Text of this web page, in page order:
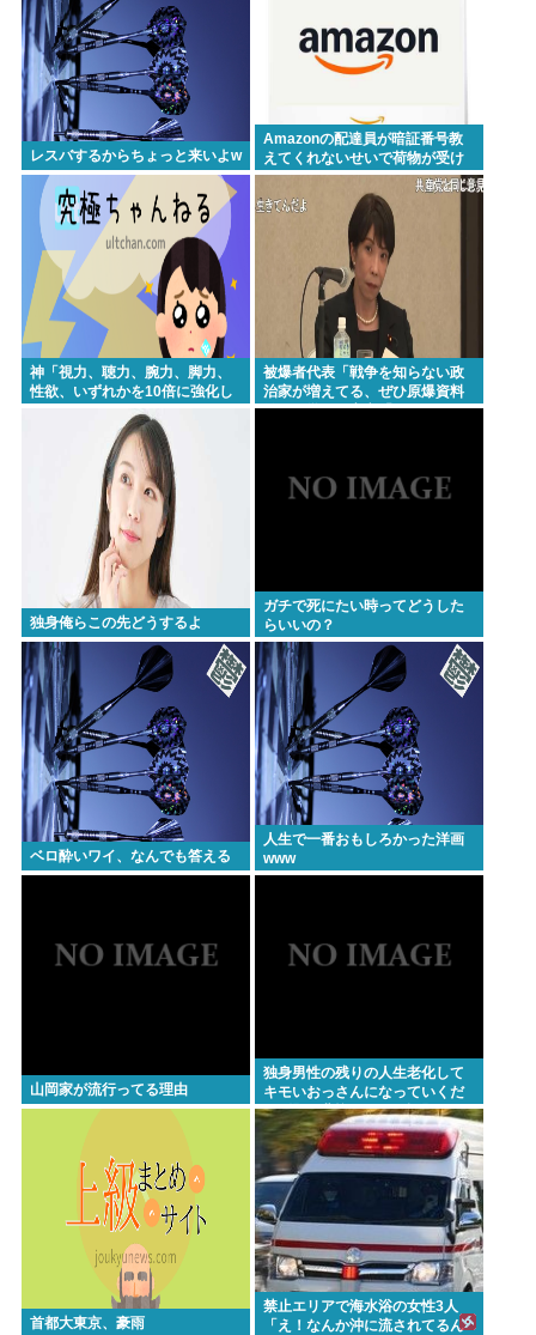
レスバするからちょっと来いよw
Amazonの配達員が暗証番号教
えてくれないせいで荷物が受け
取れない
神「視力、聴力、腕力、脚力、
性欲、いずれかを10倍に強化し
被爆者代表「戦争を知らない政
治家が増えてる、ぜひ原爆資料
館に見学へ」高市「… (ハ
独身俺らこの先どうするよ
ガチで死にたい時ってどうした
らいいの？
ベロ酔いワイ、なんでも答える
人生で一番おもしろかった洋画
www
山岡家が流行ってる理由
独身男性の残りの人生老化して
キモいおっさんになっていくだ
け問題が悲惨すぎると話題に
www
首都大東京、豪雨
禁止エリアで海水浴の女性3人
「え！なんか沖に流されてるん